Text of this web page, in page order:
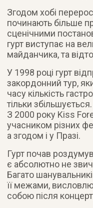
Згодом хобі
починають більше
сценічними
гурт виступає на
майданчика, та
У 1998 році гурт
закордонний тур,
часу кількість
тільки збільшується.
З 2000 року Kiss
учасником різних
а згодом і у Празі.
Гурт почав
є абсолютно не
Багато
її межами,
собою після